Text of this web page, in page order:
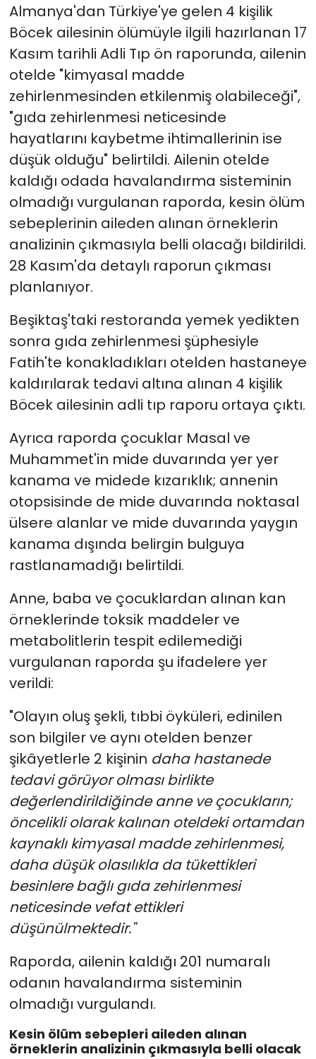
Almanya'dan Türkiye'ye gelen 4 kişilik
Böcek ailesinin ölümüyle ilgili hazırlanan 17
Kasım tarihli Adli Tıp ön raporunda, ailenin
otelde "kimyasal madde
zehirlenmesinden etkilenmiş olabileceği",
"gıda zehirlenmesi neticesinde
hayatlarını kaybetme ihtimallerinin ise
düşük olduğu" belirtildi. Ailenin otelde
kaldığı odada havalandırma sisteminin
olmadığı vurgulanan raporda, kesin ölüm
sebeplerinin aileden alınan örneklerin
analizinin çıkmasıyla belli olacağı bildirildi.
28 Kasım'da detaylı raporun çıkması
planlanıyor.
Beşiktaş'taki restoranda yemek yedikten
sonra gıda zehirlenmesi şüphesiyle
Fatih'te konakladıkları otelden hastaneye
kaldırılarak tedavi altına alınan 4 kişilik
Böcek ailesinin adli tıp raporu ortaya çıktı.
Ayrıca raporda çocuklar Masal ve
Muhammet'in mide duvarında yer yer
kanama ve midede kızarıklık; annenin
otopsisinde de mide duvarında noktasal
ülsere alanlar ve mide duvarında yaygın
kanama dışında belirgin bulguya
rastlanamadığı belirtildi.
Anne, baba ve çocuklardan alınan kan
örneklerinde toksik maddeler ve
metabolitlerin tespit edilemediği
vurgulanan raporda şu ifadelere yer
verildi:
"Olayın oluş şekli, tıbbi öyküleri, edinilen
son bilgiler ve aynı otelden benzer
şikâyetlerle 2 kişinin daha hastanede
tedavi görüyor olması birlikte
değerlendirildiğinde anne ve çocukların;
öncelikli olarak kalınan oteldeki ortamdan
kaynaklı kimyasal madde zehirlenmesi,
daha düşük olasılıkla da tükettikleri
besinlere bağlı gıda zehirlenmesi
neticesinde vefat ettikleri
düşünülmektedir."
Raporda, ailenin kaldığı 201 numaralı
odanın havalandırma sisteminin
olmadığı vurgulandı.
Kesin ölüm sebepleri aileden alınan
örneklerin analizinin çıkmasıyla belli olacak